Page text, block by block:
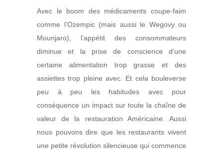
Avec le boom des médicaments coupe-faim
comme l’Ozempic (mais aussi le Wegovy ou
Mounjaro), l’appétit des consommateurs
diminue et la prise de conscience d’une
certaine alimentation trop grasse et des
assiettes trop pleine avec. Et cela bouleverse
peu à peu les habitudes avec pour
conséquence un impact sur toute la chaîne de
valeur de la restauration Américaine. Aussi
nous pouvons dire que les restaurants vivent
une petite révolution silencieuse qui commence